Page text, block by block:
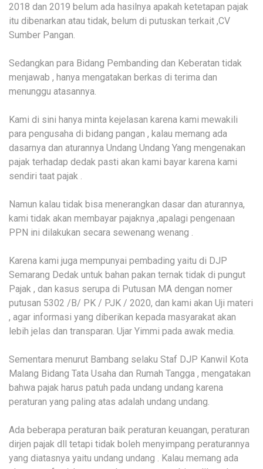
2018 dan 2019 belum ada hasilnya apakah ketetapan pajak
itu dibenarkan atau tidak, belum di putuskan terkait ,CV
Sumber Pangan.
Sedangkan para Bidang Pembanding dan Keberatan tidak
menjawab , hanya mengatakan berkas di terima dan
menunggu atasannya.
Kami di sini hanya minta kejelasan karena kami mewakili
para pengusaha di bidang pangan , kalau memang ada
dasarnya dan aturannya Undang Undang Yang mengenakan
pajak terhadap dedak pasti akan kami bayar karena kami
sendiri taat pajak .
Namun kalau tidak bisa menerangkan dasar dan aturannya,
kami tidak akan membayar pajaknya ,apalagi pengenaan
PPN ini dilakukan secara sewenang wenang .
Karena kami juga mempunyai pembading yaitu di DJP
Semarang Dedak untuk bahan pakan ternak tidak di pungut
Pajak , dan kasus serupa di Putusan MA dengan nomer
putusan 5302 /B/ PK / PJK / 2020, dan kami akan Uji materi
, agar informasi yang diberikan kepada masyarakat akan
lebih jelas dan transparan. Ujar Yimmi pada awak media.
Sementara menurut Bambang selaku Staf DJP Kanwil Kota
Malang Bidang Tata Usaha dan Rumah Tangga , mengatakan
bahwa pajak harus patuh pada undang undang karena
peraturan yang paling atas adalah undang undang.
Ada beberapa peraturan baik peraturan keuangan, peraturan
dirjen pajak dll tetapi tidak boleh menyimpang peraturannya
yang diatasnya yaitu undang undang . Kalau memang ada